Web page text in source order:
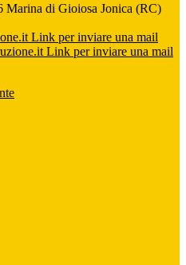
Marina di Gioiosa Jonica (RC)
Link per inviare una mail
Link per inviare una mail